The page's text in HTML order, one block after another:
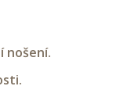
nošení.